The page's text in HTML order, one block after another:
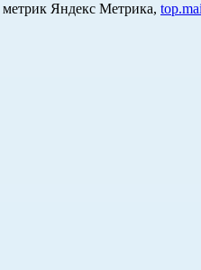
Яндекс Метрика,